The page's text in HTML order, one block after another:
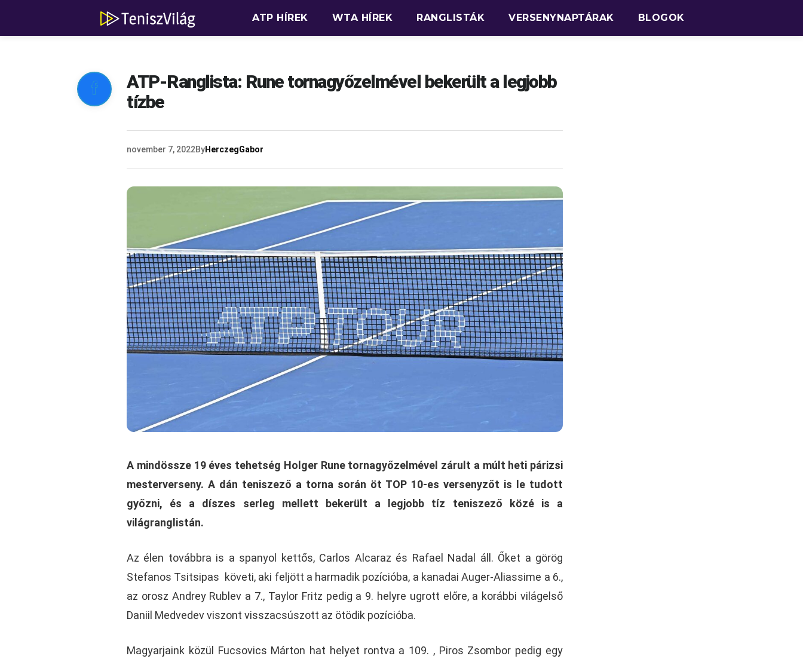
ATP HÍREK WTA HÍREK RANGLISTÁK VERSENYNAPTÁRAK BLOGOK

ATP-Ranglista: Rune tornagyőzelmével bekerült a legjobb
tízbe
november 7, 2022ByHerczegGabor
A mindössze 19 éves tehetség Holger Rune tornagyőzelmével zárult a múlt heti párizsi
mesterverseny. A dán teniszező a torna során öt TOP 10-es versenyzőt is le tudott
győzni, és a díszes serleg mellett bekerült a legjobb tíz teniszező közé is a
világranglistán.
Az élen továbbra is a spanyol kettős, Carlos Alcaraz és Rafael Nadal áll. Őket a görög
Stefanos Tsitsipas követi, aki feljött a harmadik pozícióba, a kanadai Auger-Aliassime a 6.,
az orosz Andrey Rublev a 7., Taylor Fritz pedig a 9. helyre ugrott előre, a korábbi világelső
Daniil Medvedev viszont visszacsúszott az ötödik pozícióba.
Magyarjaink közül Fucsovics Márton hat helyet rontva a 109. , Piros Zsombor pedig egy